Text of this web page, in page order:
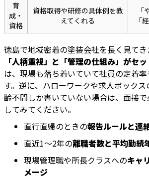
育
成・
資格
資格取得や研修の具体例を教
えてくれる
「
徳島で地域密着の塗装会社を長く見てき
「人柄重視」と「管理の仕組み」がセッ
は、現場も落ち着いていて社員の定着
す。逆に、ハローワークや求人ボック
齢不問しか書いていない場合は、面接
してみてください。
直行直帰のときの報告ルールと連
直近1〜2年の離職者数と平均勤続
現場管理職や所長クラスへのキャ
メージ